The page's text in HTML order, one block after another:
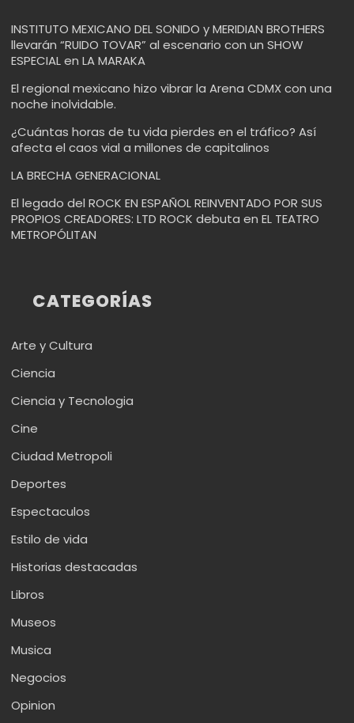
INSTITUTO MEXICANO DEL SONIDO y MERIDIAN BROTHERS
llevarán “RUIDO TOVAR” al escenario con un SHOW
ESPECIAL en LA MARAKA
El regional mexicano hizo vibrar la Arena CDMX con una
noche inolvidable.
¿Cuántas horas de tu vida pierdes en el tráfico? Así
afecta el caos vial a millones de capitalinos
LA BRECHA GENERACIONAL
El legado del ROCK EN ESPAÑOL REINVENTADO POR SUS
PROPIOS CREADORES: LTD ROCK debuta en EL TEATRO
METROPÓLITAN
CATEGORÍAS
Arte y Cultura
Ciencia
Ciencia y Tecnologia
Cine
Ciudad Metropoli
Deportes
Espectaculos
Estilo de vida
Historias destacadas
Libros
Museos
Musica
Negocios
Opinion